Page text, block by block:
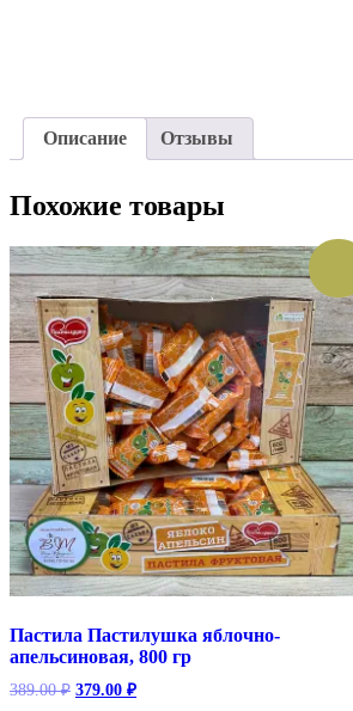
Описание Отзывы
Похожие товары
Пастила Пастилушка яблочно-
апельсиновая, 800 гр
389.00₽ Первоначальная
379.00 ₽Текущая